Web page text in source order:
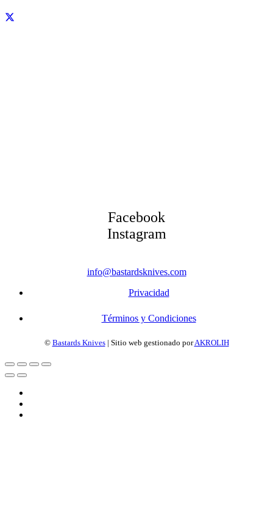
Facebook
Instagram
info@bastardsknives.com
Privacidad
Términos y Condiciones
© Bastards Knives| Sitio web gestionado porAKROLIH